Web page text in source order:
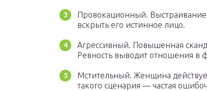
Провокационный.
вскрыть его истинное лицо.
Агрессивный. Повышенная
Ревность выводит отношения в
Мстительный. Женщина
такого сценария — частая